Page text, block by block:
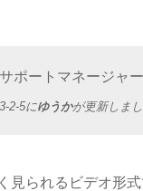
サポートマネージャー
2-5にゆうかが更新しま
見られるビデオ形